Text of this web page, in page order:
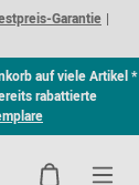
Garantie
auf viele Artikel *
rabattierte